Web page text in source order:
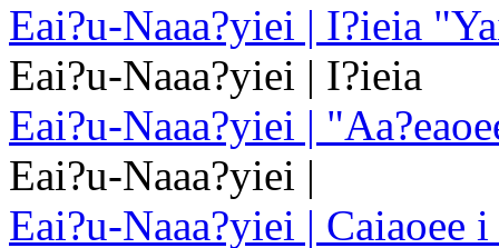
Eai?u-Naaa?yiei | I?ieia
Eai?u-Naaa?yiei | I?ieia
Eai?u-Naaa?yiei |
Eai?u-Naaa?yiei |
Eai?u-Naaa?yiei | Caiaoee